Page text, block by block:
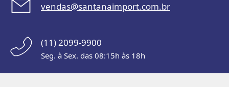
vendas@santanaimport.com.br
(11) 2099-9900
Seg. à Sex. das 08:15h às 18h